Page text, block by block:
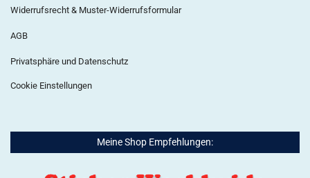
Widerrufsrecht & Muster-Widerrufsformular
AGB
Privatsphäre und Datenschutz
Cookie Einstellungen
Meine Shop Empfehlungen: